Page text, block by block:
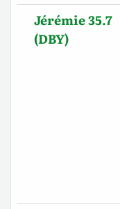
Jérémie 35.7
(DBY)